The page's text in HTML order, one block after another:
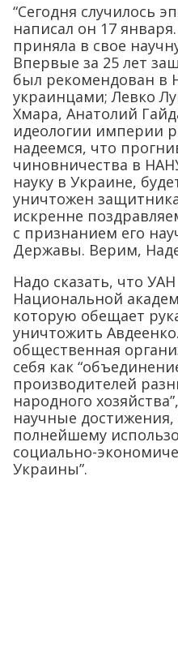
“Сегодня случилось
написал он 17
приняла в свое
Впервые за 25 лет
был рекомендован в
украинцами; Левко
Хмара, Анатолий
идеологии империи
надеемся, что
чиновничества в
науку в Украине,
уничтожен
искренне
с признанием его
Державы. Верим,
Надо сказать, что
Национальной
которую обещает
уничтожить
общественная
себя как
производителей
народного
научные достижения,
полнейшему
социально-
Украины”.